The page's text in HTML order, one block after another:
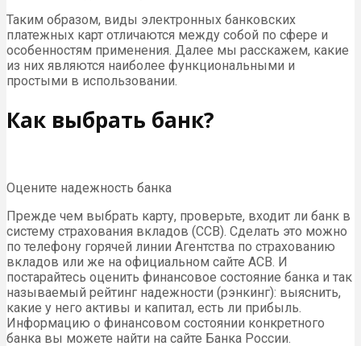
Таким образом, виды электронных банковских
платежных карт отличаются между собой по сфере и
особенностям применения. Далее мы расскажем, какие
из них являются наиболее функциональными и
простыми в использовании.
Как выбрать банк?
Оцените надежность банка
Прежде чем выбрать карту, проверьте, входит ли банк в
систему страхования вкладов (ССВ). Сделать это можно
по телефону горячей линии Агентства по страхованию
вкладов или же на официальном сайте АСВ. И
постарайтесь оценить финансовое состояние банка и так
называемый рейтинг надежности (рэнкинг): выяснить,
какие у него активы и капитал, есть ли прибыль.
Информацию о финансовом состоянии конкретного
банка вы можете найти на сайте Банка России.